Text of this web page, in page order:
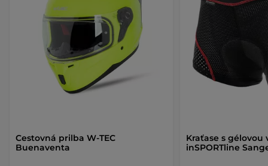
Cestovná prilba W-TEC
Buenaventa
Kraťase s gélovou
inSPORTline